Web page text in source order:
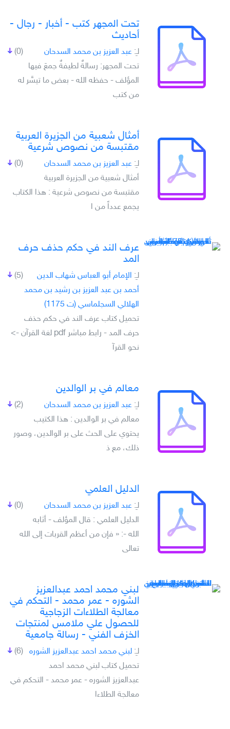
تحت المجهر كتب - أخبار - رجال -
أحاديث
(0) لـِ: عبد العزيز بن محمد السدحان
تحت المجهر: رسالةٌ لطيفةٌ جمعَ فيها
المؤلف - حفظه الله - بعض ما تيسَّر له
من كتب
أمثال شعبية من الجزيرة العربية
مقتبسة من نصوص شرعية
(0) لـِ: عبد العزيز بن محمد السدحان
أمثال شعبية من الجزيرة العربية
مقتبسة من نصوص شرعية : هذا الكتاب
يجمع عدداً من ا
عرف الند في حكم حذف حرف
المد
(5) لـِ: الإمام أبو العباس شهاب الدين
أحمد بن عبد العزيز بن رشيد بن محمد
الهلالي السجلماسي (ت 1175)
تحميل كتاب عرف الند في حكم حذف
حرف المد - رابط مباشر pdf لغة القرآن ->
نحو القرآ
معالم في بر الوالدين
(2) لـِ: عبد العزيز بن محمد السدحان
معالم في بر الوالدين : هذا الكتيب
يحتوي على الحث على بر الوالدين، وصور
ذلك، مع ذ
الدليل العلمي
(0) لـِ: عبد العزيز بن محمد السدحان
الدليل العلمي : قال المؤلف - أثابه
الله -: « فإن من أعظم القربات إلى الله
تعالى
لبني محمد احمد عبدالعزيز
الشوره - عمر محمد - التحكم في
معالجة الطلاءات الزجاجية
للحصول علي ملامس لمنتجات
الخزف الفني - رسالة جامعية
(6) لـِ: لبني محمد احمد عبدالعزيز الشوره
تحميل كتاب لبني محمد احمد
عبدالعزيز الشوره - عمر محمد - التحكم في
معالجة الطلاءا